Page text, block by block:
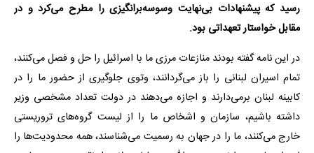
رسید که پیشنهادات بی‌نهایت وسوسه‌برانگیزی را مطرح می‌کرد و در
مقابل خواستار تعهداتی بود.
در این نامه گفته بودند منازعات مرزی ما با اسرائیل را حل و فصل می‌کنند،
تمام اسیران لبنانی را باز می‌گردانند، وتوی جلوگیری از حضور ما را در
کابینه لبنان برمی‌دارند و اجازه می‌دهند در دولت تعداد مشخصی وزیر
داشته باشیم، سازمان و اشخاص ما را از لیست گروه‌های تروریستی
خارج می‌کنند، ما را در جهان به رسمیت می‌شناسند، همه محدودیت‌ها را